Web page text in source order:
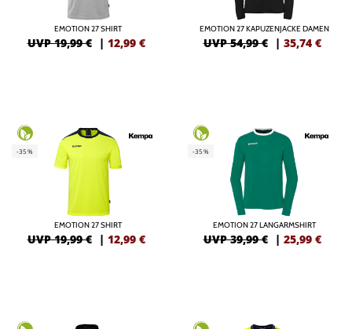
EMOTION 27 SHIRT
UVP 19,99 € | 12,99 €
EMOTION 27 KAPUZENJACKE DAMEN
UVP 54,99 € | 35,74 €
-35%
EMOTION 27 SHIRT
UVP 19,99 € | 12,99 €
-35%
EMOTION 27 LANGARMSHIRT
UVP 39,99 € | 25,99 €